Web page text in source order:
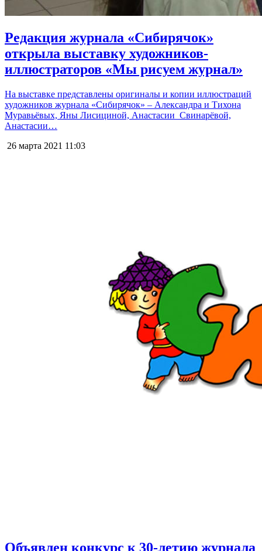
Редакция журнала «Сибирячок»
открыла выставку художников-
иллюстраторов «Мы рисуем журнал»
На выставке представлены оригиналы и копии иллюстраций
художников журнала «Сибирячок» – Александра и Тихона
Муравьёвых, Яны Лисициной, Анастасии Свинарёвой,
Анастасии…
26 марта 2021 11:03
Объявлен конкурс к 30-летию журнала